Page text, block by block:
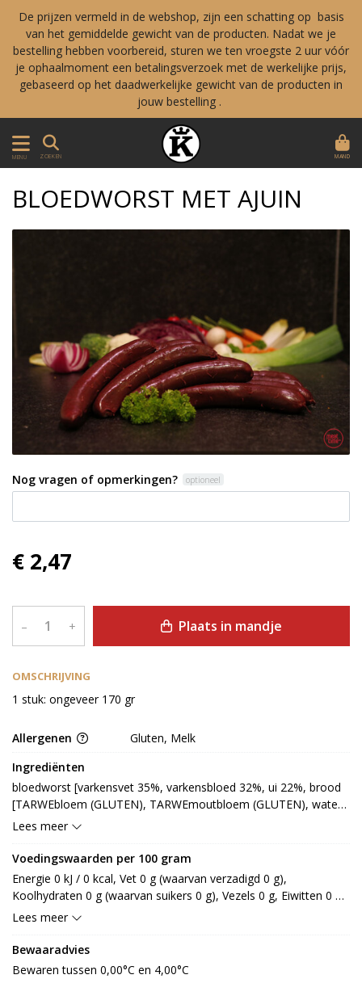
De prijzen vermeld in de webshop, zijn een schatting op basis
van het gemiddelde gewicht van de producten. Nadat we je
bestelling hebben voorbereid, sturen we ten vroegste 2 uur vóór
je ophaalmoment een betalingsverzoek met de werkelijke prijs,
gebaseerd op het daadwerkelijke gewicht van de producten in
jouw bestelling .
MENU ZOEKEN MAND
OMSCHRIJVING
1 stuk: ongeveer 170 gr
BLOEDWORST MET AJUIN
Nog vragen of opmerkingen? optioneel
€ 2,47
– + Plaats in mandje
Allergenen
Gluten, Melk
Ingrediënten
bloedworst [varkensvet 35%, varkensbloed 32%, ui 22%, brood
[TARWEbloem (GLUTEN), TARWEmoutbloem (GLUTEN), water,
ROGGEmeel (GLUTEN), gejodeerd zout, enzym],
fructosestroop, MELKeiwit, TARWEzetmeel (GLUTEN),
varkensdarm, smaakversterker: E621] (LACTOSE)
Lees meer
Voedingswaarden per 100 gram
Energie 0 kJ / 0 kcal, Vet 0 g (waarvan verzadigd 0 g),
Koolhydraten 0 g (waarvan suikers 0 g), Vezels 0 g, Eiwitten 0 g,
Zout 0 g.
Lees meer
Bewaaradvies
Bewaren tussen 0,00°C en 4,00°C